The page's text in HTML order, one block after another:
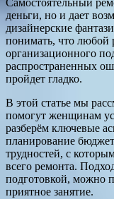
Самостоятельный
деньги, но и дает
дизайнерские
понимать, что любой
организационного
распространенных
пройдет гладко.
В этой статье мы
помогут женщинам
разберём ключевые
планирование
трудностей, с
всего ремонта.
подготовкой, можно
приятное занятие.